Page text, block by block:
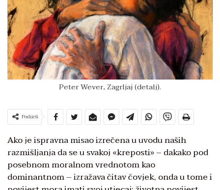
Peter Wever, Zagrljaj (detalj).
Podijeli
Ako je ispravna misao izrečena u uvodu naših
razmišljanja da se u svakoj «kreposti» – dakako pod
posebnom moralnom vrednotom kao
dominantnom – izražava čitav čovjek, onda u tome i